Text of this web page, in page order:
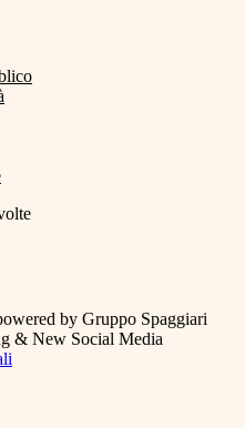
by Gruppo Spaggiari
& New Social Media